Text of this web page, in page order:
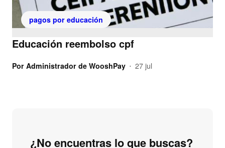
pagos por educación
Educación reembolso cpf
Por Administrador de WooshPay • 27 jul
¿No encuentras lo que buscas?